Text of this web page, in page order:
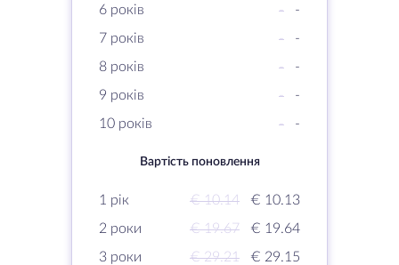
6 років
-
-
7 років
-
-
8 років
-
-
9 років
-
-
10 років
- -
Вартість поновлення
1 рік € 10.14
€ 10.13
2 роки
€ 19.67
€ 19.64
3 роки
€ 29.21
€ 29.15